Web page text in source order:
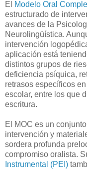
El Modelo Oral
estructurado de
avances de la
Neurolingüística.
intervención
aplicación está
distintos grupos de
deficiencia psíquica,
retrasos específicos
escolar, entre los que
escritura.
El MOC es un
intervención y
sordera profunda
compromiso oralista.
Instrumental (PEI)